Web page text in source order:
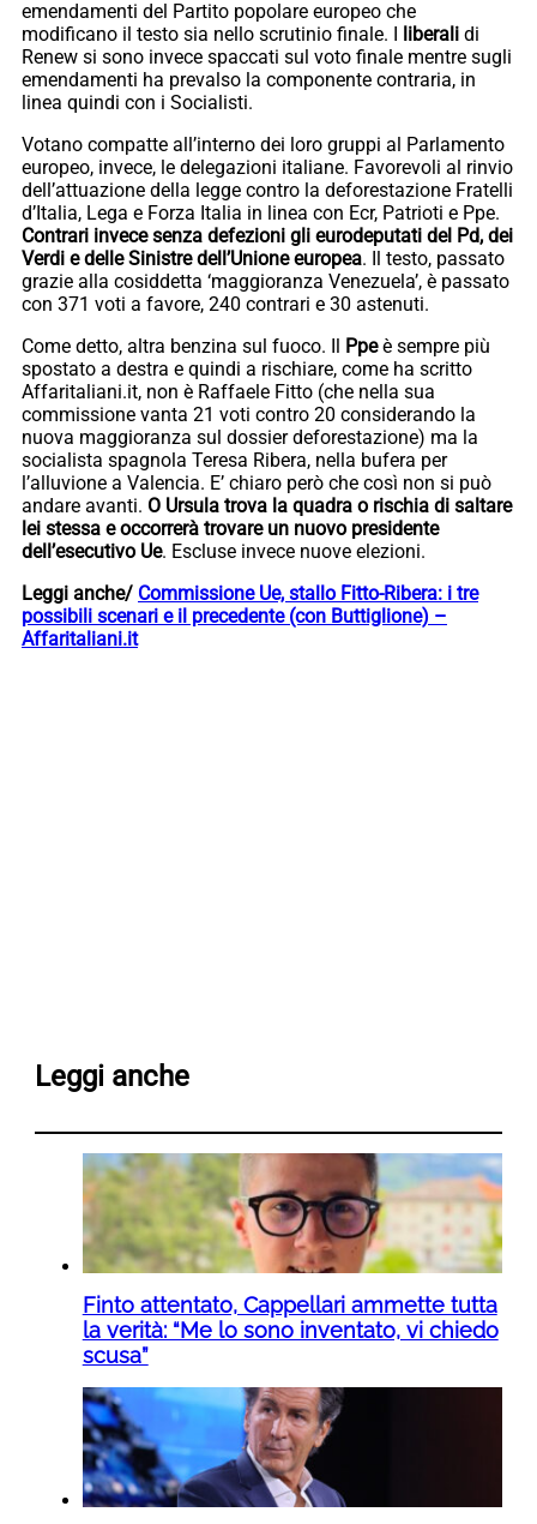
emendamenti del Partito popolare europeo che
modificano il testo sia nello scrutinio finale. I liberali di
Renew si sono invece spaccati sul voto finale mentre sugli
emendamenti ha prevalso la componente contraria, in
linea quindi con i Socialisti.
Votano compatte all’interno dei loro gruppi al Parlamento
europeo, invece, le delegazioni italiane. Favorevoli al rinvio
dell’attuazione della legge contro la deforestazione Fratelli
d’Italia, Lega e Forza Italia in linea con Ecr, Patrioti e Ppe.
Contrari invece senza defezioni gli eurodeputati del Pd, dei
Verdi e delle Sinistre dell’Unione europea. Il testo, passato
grazie alla cosiddetta ‘maggioranza Venezuela’, è passato
con 371 voti a favore, 240 contrari e 30 astenuti.
Come detto, altra benzina sul fuoco. Il Ppeè sempre più
spostato a destra e quindi a rischiare, come ha scritto
Affaritaliani.it, non è Raffaele Fitto (che nella sua
commissione vanta 21 voti contro 20 considerando la
nuova maggioranza sul dossier deforestazione) ma la
socialista spagnola Teresa Ribera, nella bufera per
l’alluvione a Valencia. E’ chiaro però che così non si può
andare avanti. O Ursula trova la quadra o rischia di saltare
lei stessa e occorrerà trovare un nuovo presidente
dell’esecutivo Ue. Escluse invece nuove elezioni.
Leggi anche/ Commissione Ue, stallo Fitto-Ribera: i tre
possibili scenari e il precedente (con Buttiglione) –
Affaritaliani.it
Leggi anche
Finto attentato, Cappellari ammette tutta
la verità: “Me lo sono inventato, vi chiedo
scusa”